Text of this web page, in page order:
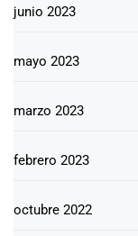
junio 2023
mayo 2023
marzo 2023
febrero 2023
octubre 2022